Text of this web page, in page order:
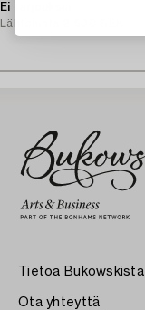
Ei tarjouksia
Lähtöhinta
Tietoa Bukowskista
Ota yhteyttä